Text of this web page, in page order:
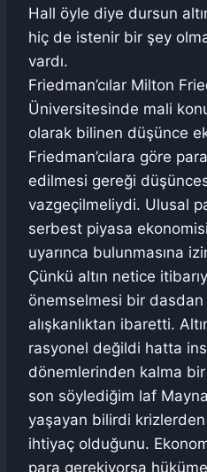
Hall öyle diye dursun
hiç de istenir bir şey
vardı.
Friedman’cılar Milton
Üniversitesinde mali
olarak bilinen düşünce
Friedman’cılara göre
edilmesi gereği
vazgeçilmeliydi. Ulusal
serbest piyasa
uyarınca bulunmasına
Çünkü altın netice
önemselmesi bir
alışkanlıktan ibaretti.
rasyonel değildi hatta
dönemlerinden kalma bir
son söylediğim laf
yaşayan bilirdi krizlerden
ihtiyaç olduğunu.
para gerekiyorsa